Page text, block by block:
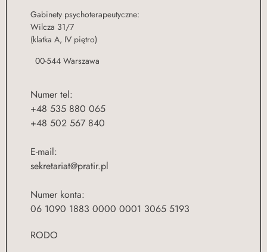
Gabinety psychoterapeutyczne:
Wilcza 31/7
(klatka A, IV piętro)
00-544 Warszawa
Numer tel:
+48 535 880 065
+48 502 567 840
E-mail:
sekretariat@pratir.pl
Numer konta:
06 1090 1883 0000 0001 3065 5193
RODO